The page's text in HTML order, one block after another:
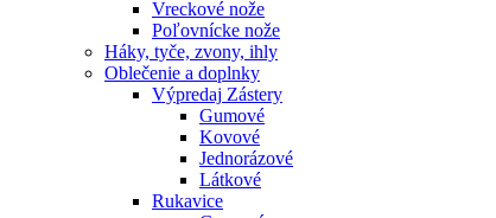
Vreckové nože
Poľovnícke nože
Háky, tyče, zvony, ihly
Oblečenie a doplnky
Výpredaj Zástery
Gumové
Kovové
Jednorázové
Látkové
Rukavice